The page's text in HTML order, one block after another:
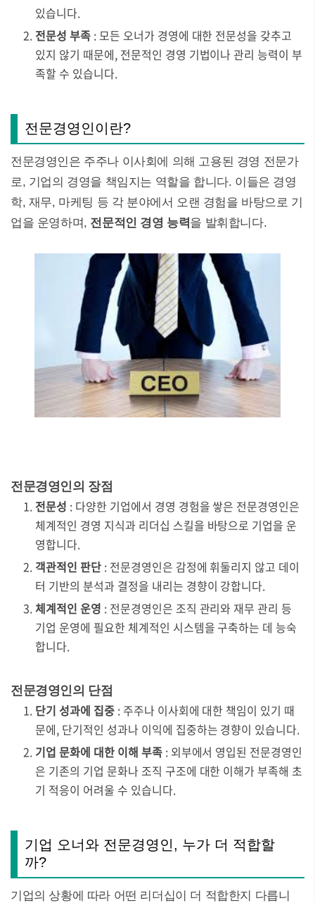
있습니다.
전문성 부족 : 모든 오너가 경영에 대한 전문성을 갖추고
있지 않기 때문에, 전문적인 경영 기법이나 관리 능력이 부
족할 수 있습니다.
전문경영인이란?
전문경영인은 주주나 이사회에 의해 고용된 경영 전문가
로, 기업의 경영을 책임지는 역할을 합니다. 이들은 경영
학, 재무, 마케팅 등 각 분야에서 오랜 경험을 바탕으로 기
업을 운영하며, 전문적인 경영 능력을 발휘합니다.
전문경영인의 장점
전문성 : 다양한 기업에서 경영 경험을 쌓은 전문경영인은
체계적인 경영 지식과 리더십 스킬을 바탕으로 기업을 운
영합니다.
객관적인 판단 : 전문경영인은 감정에 휘둘리지 않고 데이
터 기반의 분석과 결정을 내리는 경향이 강합니다.
체계적인 운영 : 전문경영인은 조직 관리와 재무 관리 등
기업 운영에 필요한 체계적인 시스템을 구축하는 데 능숙
합니다.
전문경영인의 단점
단기 성과에 집중 : 주주나 이사회에 대한 책임이 있기 때
문에, 단기적인 성과나 이익에 집중하는 경향이 있습니다.
기업 문화에 대한 이해 부족 : 외부에서 영입된 전문경영인
은 기존의 기업 문화나 조직 구조에 대한 이해가 부족해 초
기 적응이 어려울 수 있습니다.
기업 오너와 전문경영인, 누가 더 적합할
까?
기업의 상황에 따라 어떤 리더십이 더 적합한지 다릅니